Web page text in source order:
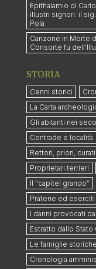
Epithalamio di
illustri signori: il
Pola
Canzone in Morte
Consorte fù
STORIA
Cenni storici
La Carta
Gli abitanti nei
Contrade e località
Rettori, priori,
Proprietari terrieri
Il “capitel grando”
Praterie ed eserciti
I danni provocati
Estratto dallo
Le famiglie storiche
Cronologia